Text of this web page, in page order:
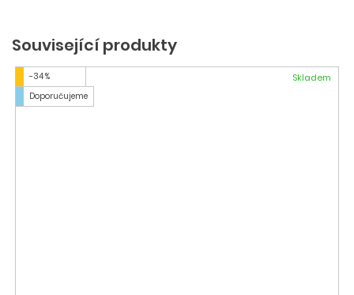
Související produkty
-34 %
Doporučujeme
Skladem